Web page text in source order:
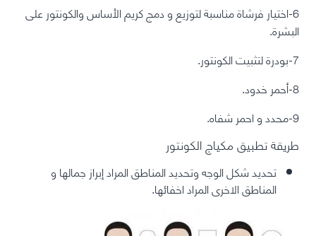
6-اختيار فرشاة مناسبة لتوزيع و دمج كريم الأساس والكونتور على
البشرة.
7-بودرة لتثبيت الكونتور.
8-أحمر خدود.
9-محدد و احمر شفاه.
طريقة تطبيق مكياج الكونتور
تحديد شكل الوجه وتحديد المناطق المراد إبراز جمالها و
المناطق الاخرى المراد اخفائها.